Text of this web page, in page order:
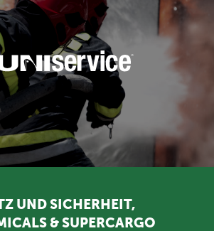
UND SICHERHEIT,
& SUPERCARGO